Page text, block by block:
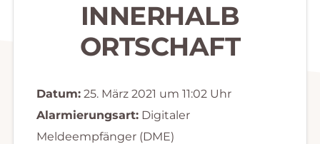
INNERHALB
ORTSCHAFT
Datum:25. März 2021 um 11:02 Uhr
Alarmierungsart:Digitaler
Meldeempfänger (DME)